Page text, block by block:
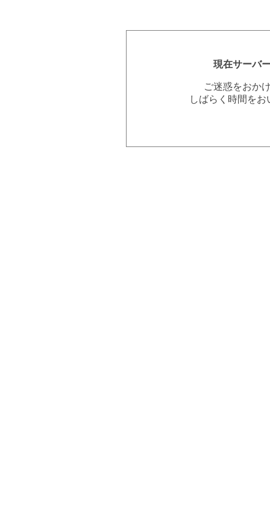
現在サーバ
ご迷惑をおか
しばらく時間を